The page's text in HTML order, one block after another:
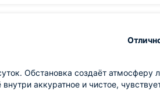
Обстановка создаёт атмосферу
аккуратное и чистое,